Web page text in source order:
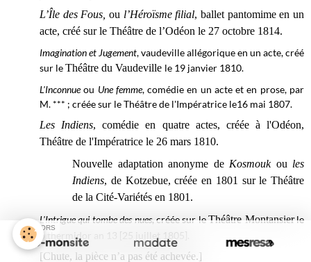
L’Île des Fous, ou l’Héroïsme filial, ballet pantomime en un
acte, créé sur le Théâtre de l’Odéon le 27 octobre 1814.
Imagination et Jugement, vaudeville allégorique en un acte, créé
sur leThéâtre du Vaudeville le 19 janvier 1810.
L'Inconnueou Une femme, comédie en un acte et en prose, par
M. *** ; créée sur le Théâtre de l'Impératrice le16 mai 1807.
Les Indiens, comédie en quatre actes, créée à l'Odéon,
Théâtre de l'Impératrice le 26 mars 1810.
Nouvelle adaptation anonyme de Kosmouk ou les
Indiens, de Kotzebue, créée en 1801 sur le Théâtre
de la Cité-Variétés en 1801.
L'Intrigue qui tombe des nues, créée sur leThéâtre Montansierle
6 thermidor an 13 [25 juillet 1805].
[Chute, la pièce n’a pas été achevée.]
SPONSORS